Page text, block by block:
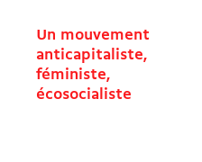
Un mouvement
anticapitaliste,
féministe,
écosocialiste